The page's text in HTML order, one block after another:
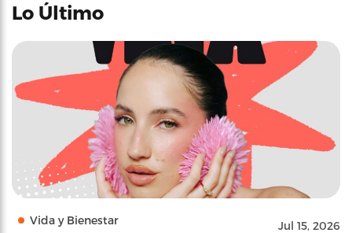
Lo Último
Vida y Bienestar Jul 15, 2026